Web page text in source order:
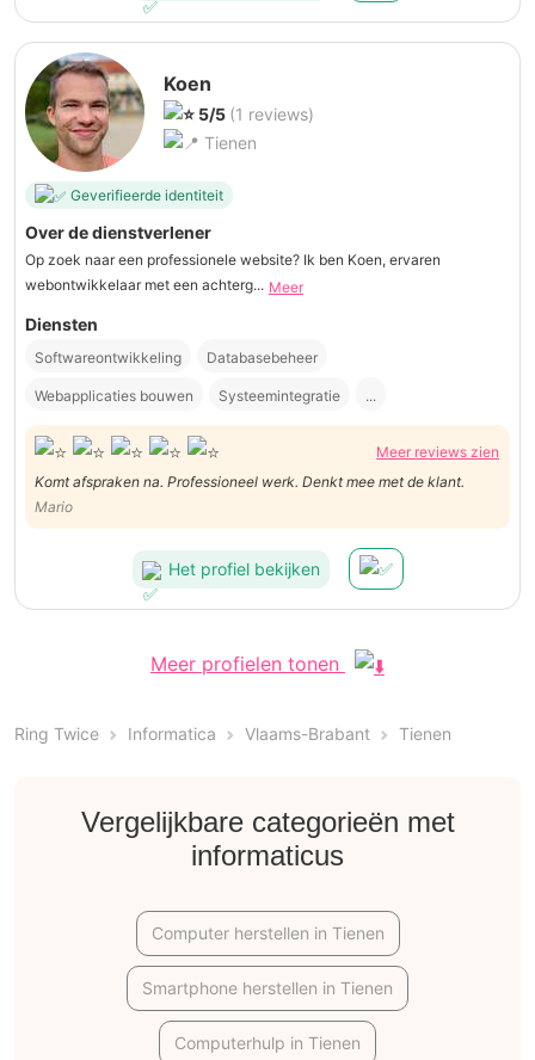
Koen
5/5 (1 reviews)
Tienen
Geverifieerde identiteit
Over de dienstverlener
Op zoek naar een professionele website? Ik ben Koen, ervaren
webontwikkelaar met een achterg... Meer
Diensten
Softwareontwikkeling Databasebeheer
Webapplicaties bouwen Systeemintegratie ...
Meer reviews zien
Komt afspraken na. Professioneel werk. Denkt mee met de klant.
Mario
Het profiel bekijken
Meer profielen tonen
Ring Twice Informatica Vlaams-Brabant Tienen
Vergelijkbare categorieën met
informaticus
Computer herstellen in Tienen
Smartphone herstellen in Tienen
Computerhulp in Tienen